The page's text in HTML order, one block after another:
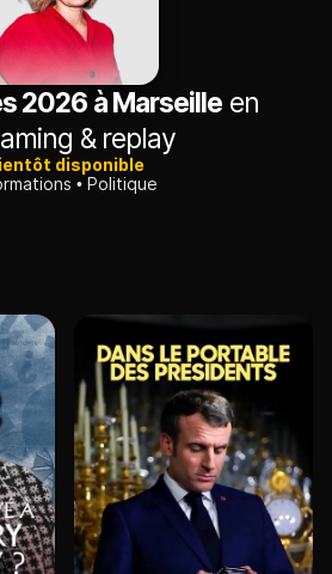
2026 à Marseille en
& replay
disponible
Politique